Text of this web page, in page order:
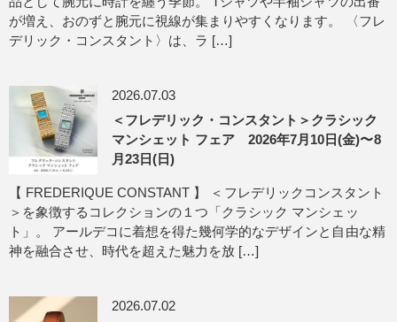
が増え、おのずと腕元に視線が集まりやすくなります。 〈フレ
デリック・コンスタント〉は、ラ […]
2026.07.03
＜フレデリック・コンスタント＞クラシック
マンシェット フェア 2026年7月10日(金)〜8
月23日(日)
【 FREDERIQUE CONSTANT 】 ＜フレデリックコンスタント
＞を象徴するコレクションの１つ「クラシック マンシェッ
ト」。 アールデコに着想を得た幾何学的なデザインと自由な精
神を融合させ、時代を超えた魅力を放 […]
2026.07.02